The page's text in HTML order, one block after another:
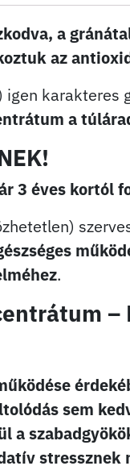
a
az
igen karakteres
a
3 éves kortól
.
–
sem
a
stressznek